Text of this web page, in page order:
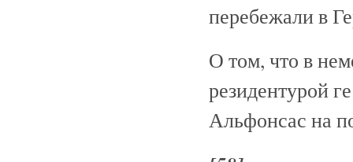
перебежали в
О том, что в
резидентурой
Альфонсас на